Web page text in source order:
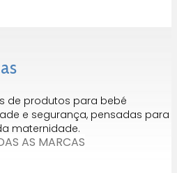
de produtos para bebé
e segurança, pensadas para
maternidade.
AS MARCAS